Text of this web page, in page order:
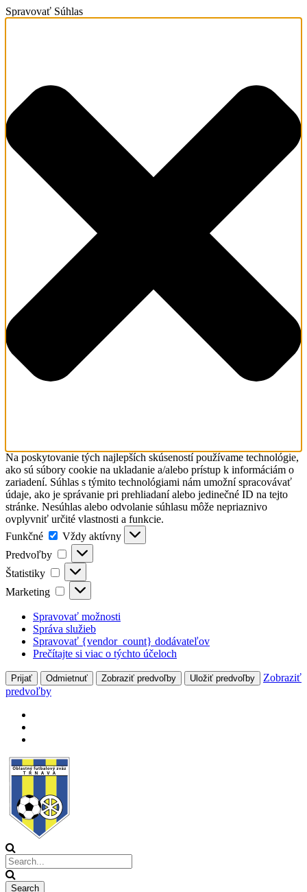
Spravovať Súhlas
Na poskytovanie tých najlepších skúseností používame technológie,
ako sú súbory cookie na ukladanie a/alebo prístup k informáciám o
zariadení. Súhlas s týmito technológiami nám umožní spracovávať
údaje, ako je správanie pri prehliadaní alebo jedinečné ID na tejto
stránke. Nesúhlas alebo odvolanie súhlasu môže nepriaznivo
ovplyvniť určité vlastnosti a funkcie.
Funkčné
Funkčné
Vždy aktívny
Predvoľby
Predvoľby
Štatistiky Štatistiky
Marketing Marketing
Spravovať možnosti
Správa služieb
Spravovať {vendor_count} dodávateľov
Prečítajte si viac o týchto účeloch
Prijať Odmietnuť Zobraziť predvoľby Uložiť predvoľby
Zobraziť
predvoľby